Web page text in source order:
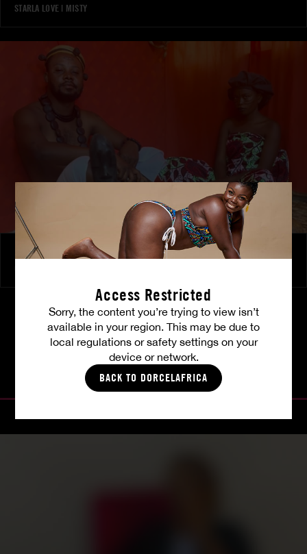
Access Restricted
Sorry, the content you’re trying to view isn’t
available in your region. This may be due to
local regulations or safety settings on your
device or network.
BACK TO DORCELAFRICA
STARLA LOVE | MISTY
Passion brûlante – L’interruption
TOUTES LES VIDÉOS